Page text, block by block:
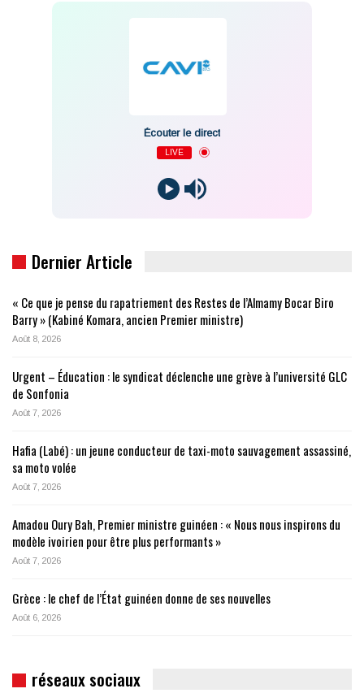
Écouter le direct
LIVE
Dernier Article
« Ce que je pense du rapatriement des Restes de l’Almamy Bocar Biro
Barry » (Kabiné Komara, ancien Premier ministre)
Août 8, 2026
Urgent – Éducation : le syndicat déclenche une grève à l’université GLC
de Sonfonia
Août 7, 2026
Hafia (Labé) : un jeune conducteur de taxi-moto sauvagement assassiné,
sa moto volée
Août 7, 2026
Amadou Oury Bah, Premier ministre guinéen : « Nous nous inspirons du
modèle ivoirien pour être plus performants »
Août 7, 2026
Grèce : le chef de l’État guinéen donne de ses nouvelles
Août 6, 2026
réseaux sociaux